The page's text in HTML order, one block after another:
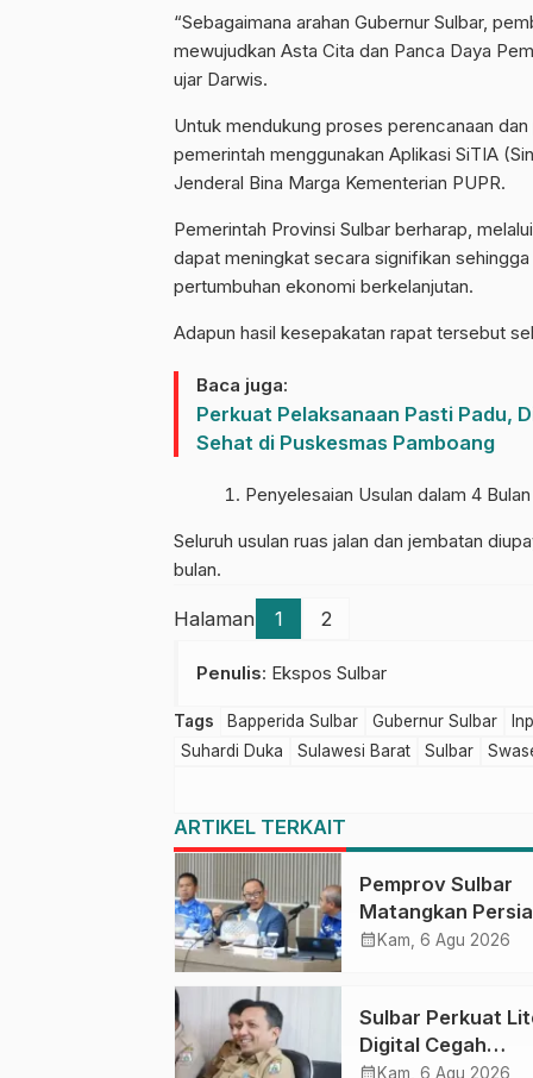
“Sebagaimana arahan Gubernur Sulbar,
mewujudkan Asta Cita dan Panca Daya
ujar Darwis.
Untuk mendukung proses perencanaan
pemerintah menggunakan Aplikasi SiTIA
Jenderal Bina Marga Kementerian PUPR.
Pemerintah Provinsi Sulbar berharap,
dapat meningkat secara signifikan
pertumbuhan ekonomi berkelanjutan.
Adapun hasil kesepakatan rapat tersebut
Baca juga:
Perkuat Pelaksanaan Pasti Padu,
Sehat di Puskesmas Pamboang
Penyelesaian Usulan dalam 4 Bulan
Seluruh usulan ruas jalan dan jembatan
bulan.
Halaman 1 2
Penulis: Ekspos Sulbar
Tags Bapperida Sulbar Gubernur Sulbar
Suhardi Duka
Sulawesi Barat Sulbar
ARTIKEL TERKAIT
Pemprov Sulbar
Matangkan
HUT Ke-81 RI,
calendar_month Kam, 6 Agu 2026
Sulbar Perkuat
Digital Cegah
Kejahatan Love
calendar_month Kam, 6 Agu 2026